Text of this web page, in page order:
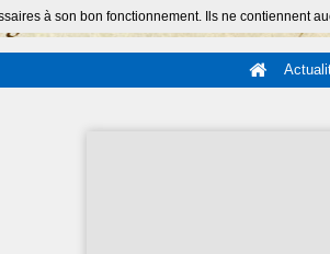
à son bon fonctionnement. Ils ne contiennent